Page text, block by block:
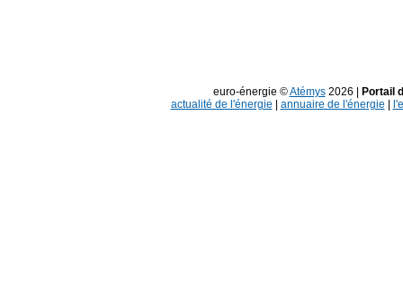
euro-énergie ©Atémys2026 |
Portail
actualité de l'énergie
annuaire de l'énergie